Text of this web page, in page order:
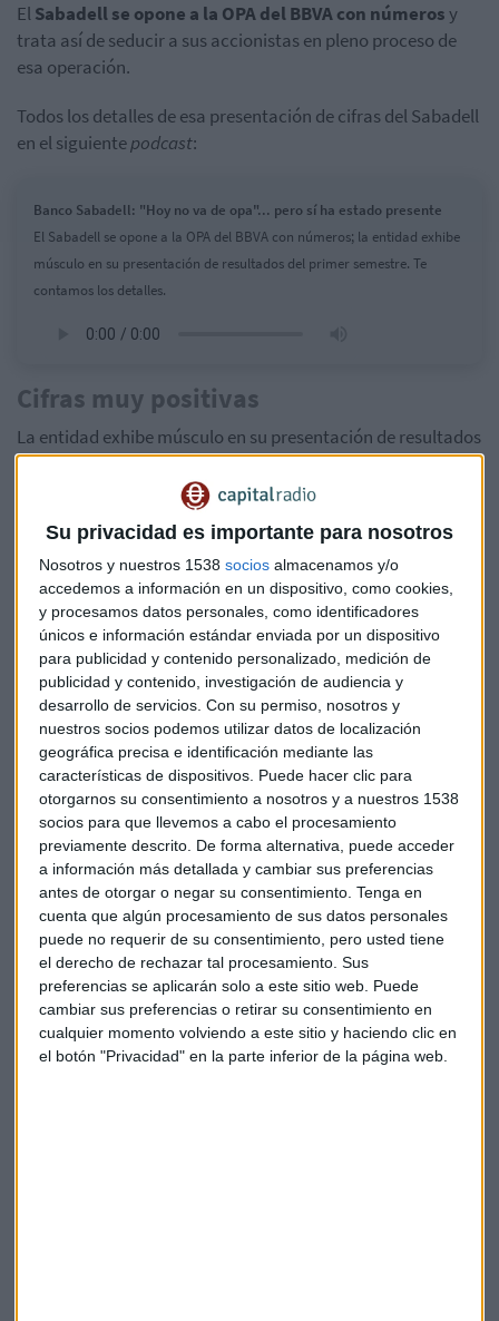
Su privacidad es importante para nosotros
Nosotros y nuestros 1538 socios almacenamos y/o
accedemos a información en un dispositivo, como cookies,
y procesamos datos personales, como identificadores
únicos e información estándar enviada por un dispositivo
para publicidad y contenido personalizado, medición de
publicidad y contenido, investigación de audiencia y
desarrollo de servicios. Con su permiso, nosotros y
nuestros socios podemos utilizar datos de localización
geográfica precisa e identificación mediante las
características de dispositivos. Puede hacer clic para
otorgarnos su consentimiento a nosotros y a nuestros 1538
socios para que llevemos a cabo el procesamiento
previamente descrito. De forma alternativa, puede acceder
a información más detallada y cambiar sus preferencias
antes de otorgar o negar su consentimiento. Tenga en
cuenta que algún procesamiento de sus datos personales
puede no requerir de su consentimiento, pero usted tiene
el derecho de rechazar tal procesamiento. Sus
preferencias se aplicarán solo a este sitio web. Puede
cambiar sus preferencias o retirar su consentimiento en
cualquier momento volviendo a este sitio y haciendo clic en
el botón "Privacidad" en la parte inferior de la página web.
ElSabadell se opone a la OPA del BBVA con númerosy
trata así de seducir a sus accionistas en pleno proceso de
esa operación.
Todos los detalles de esa presentación de cifras del Sabadell
en el siguientepodcast:
Banco Sabadell: "Hoy no va de opa"... pero sí ha estado presente
El Sabadell se opone a la OPA del BBVA con números; la entidad exhibe
músculo en su presentación de resultados del primer semestre. Te
contamos los detalles.
Cifras muy positivas
La entidad exhibe músculo en su presentación de resultados
del primer semestre:mejora el beneficio más de un 40%,
anticipa un beneficio récord este año y ve espacio de mejora
en la remuneración vía dividendo.
El banco español ha elevado sus perspectivas de ingresos
por créditos para 2024 y su objetivo de retribución a los
accionistas, en un intento de evitar precisamente esa opa
hostil por parte de BBVA.
remuneración prevista hasta 2025pasa de 2.400
millones a 2.900 millones de euros. Este incremento incluye
un 'pay-out' del 60% del beneficio del ejercicio actual.
El banco ha anunciado que en octubre se realizará un
primer pago de 0,08 euros por acción, lo que supone un
desembolso total de 429 millones de euros, un 33% más que
los dividendos del año anterior. Es la segunda subida del
dividendo desde el anuncio del intento de compra por parte
del banco vasco.
Lostipos de interés, más altos de lo previsto, han
impulsado los ingresos por créditos de los bancos
españoles, que se han beneficiado de cobrar a los clientes
costes más elevados por los préstamos a tipo variable, a la